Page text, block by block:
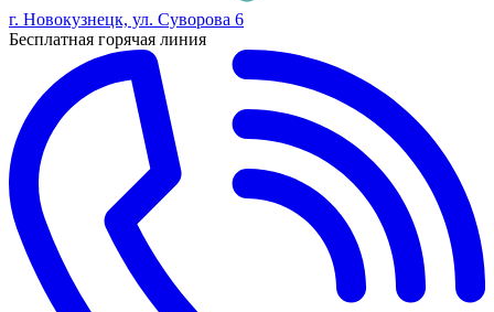
г. Новокузнецк, ул. Суворова 6
Бесплатная горячая линия